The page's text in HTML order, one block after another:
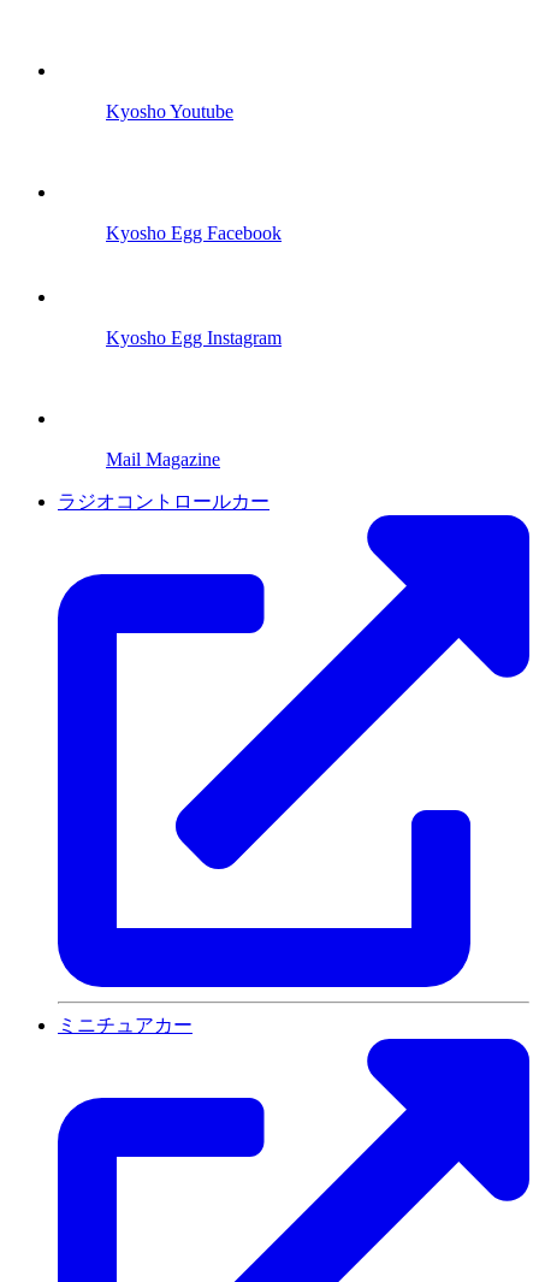
Kyosho Youtube
Kyosho Egg Facebook
Kyosho Egg Instagram
Mail Magazine
ラジオコントロールカー
ミニチュアカー